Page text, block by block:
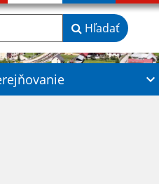
Hľadať